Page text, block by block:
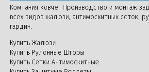
Компания ковчег Производство и монтаж
всех видов жалюзи, антимоскитных сеток,
гардин.
Купить Жалюзи
Купить Рулонные Шторы
Купить Сетки Антимоскитные